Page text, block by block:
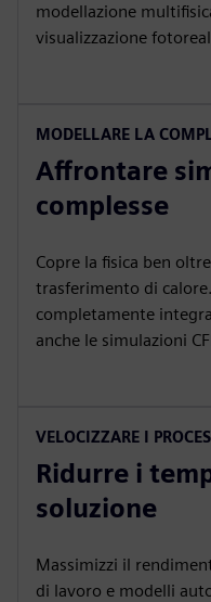
modellazione
visualizzazione
MODELLARE LA
Affrontare
complesse
Copre la fisica ben
trasferimento di
completamente
anche le simulazioni
VELOCIZZARE I
Ridurre i
soluzione
Massimizzi il
di lavoro e modelli